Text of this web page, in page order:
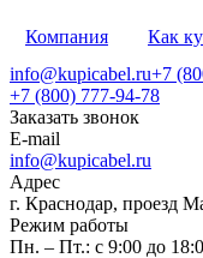
Компания Как
info@kupicabel.ru+7
+7 (800) 777-94-78
Заказать звонок
E-mail
info@kupicabel.ru
Адрес
г. Краснодар, проезд
Режим работы
Пн. – Пт.: с 9:00 до